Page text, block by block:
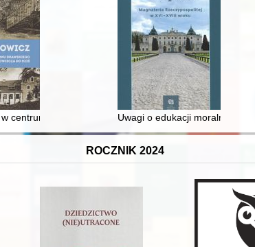
lokalnego mieszczaństwa w 2. poł. XIX w
centrum poligonu drawskiego od średniowiecza do dziś
Uwagi o edukacji moralnej
ROCZNIK 2024